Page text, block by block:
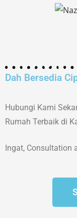
Dah Bersedia
Hubungi Kami
Rumah Terbaik di
Ingat, Consultation